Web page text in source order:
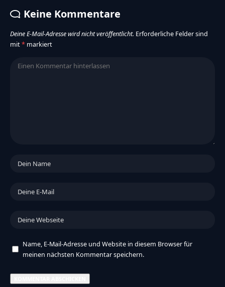
Keine Kommentare
Deine E-Mail-Adresse wird nicht veröffentlicht. Erforderliche Felder sind
mit* markiert
Name, E-Mail-Adresse und Website in diesem Browser für
meinen nächsten Kommentar speichern.